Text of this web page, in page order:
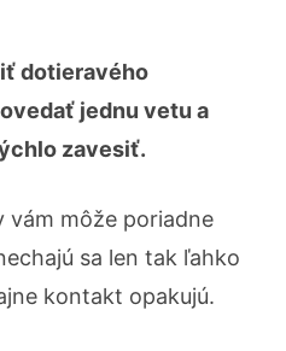
dotieravého
jednu vetu a
zavesiť.
vám môže poriadne
sa len tak ľahko
kontakt opakujú.